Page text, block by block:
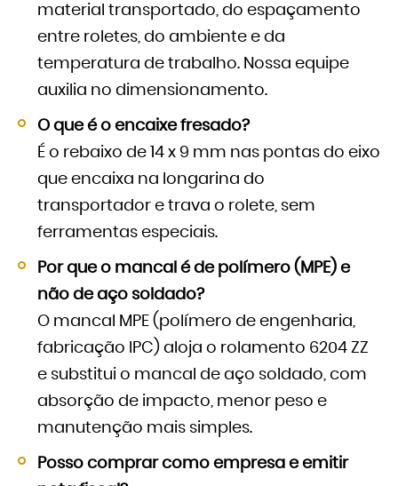
material transportado, do espaçamento
entre roletes, do ambiente e da
temperatura de trabalho. Nossa equipe
auxilia no dimensionamento.
O que é o encaixe fresado?
É o rebaixo de 14 x 9 mm nas pontas do eixo
que encaixa na longarina do
transportador e trava o rolete, sem
ferramentas especiais.
Por que o mancal é de polímero (MPE) e
não de aço soldado?
O mancal MPE (polímero de engenharia,
fabricação IPC) aloja o rolamento 6204 ZZ
e substitui o mancal de aço soldado, com
absorção de impacto, menor peso e
manutenção mais simples.
Posso comprar como empresa e emitir